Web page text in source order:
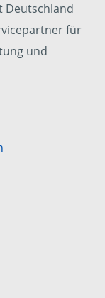
Deutschland
für
und